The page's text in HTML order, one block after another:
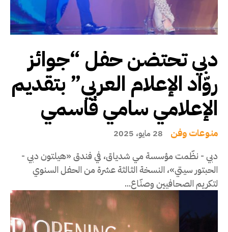
دبي تحتضن حفل “جوائز
روّاد الإعلام العربي” بتقديم
الإعلامي سامي قاسمي
منوعات وفن 28 مايو، 2025
دبي - نظّمت مؤسسة مي شدياق، في فندق «هيلتون دبي -
الحبتور سيتي»، النسخة الثالثة عشرة من الحفل السنوي
لتكريم الصحافيين وصنّاع...